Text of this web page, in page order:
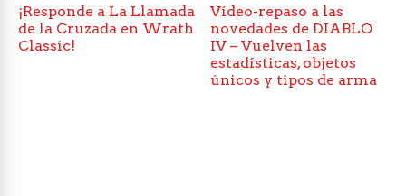
¡Responde a La Llamada
de la Cruzada en Wrath
Classic!
Vídeo-repaso a las
novedades de DIABLO
IV – Vuelven las
estadísticas, objetos
únicos y tipos de arma